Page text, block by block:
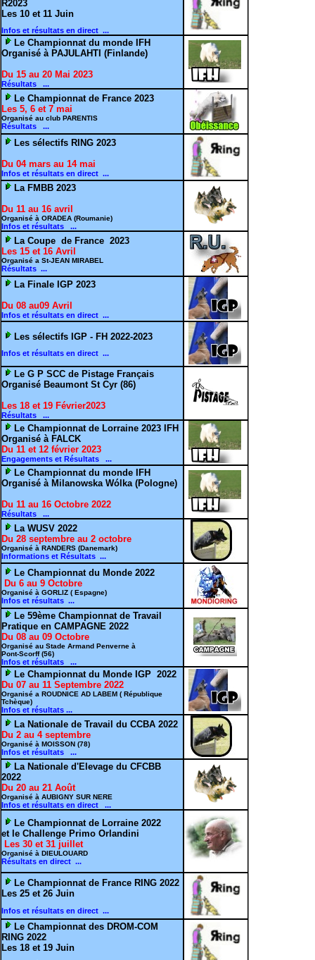
R2023
Les 10 et 11 Juin
Infos et résultats en direct ...
Le Championnat du monde IFH
Organisé à PAJULAHTI (Finlande)
Du 15 au 20 Mai 2023
Résultats ...
Le Championnat de France 2023
Les 5, 6 et 7 mai
Organisé au club PARENTIS
Résultats ...
Les sélectifs RING 2023
Du 04 mars au 14 mai
Infos et résultats en direct ...
La FMBB 2023
Du 11 au 16 avril
Organisé à ORADEA (Roumanie)
Infos et résultats ...
La Coupe de France 2023
Les 15 et 16 Avril
Organisé a St-JEAN MIRABEL
Résultats ...
La Finale IGP 2023
Du 08 au09 Avril
Infos et résultats en direct ...
Les sélectifs IGP - FH 2022-2023
Infos et résultats en direct ...
Le G P SCC de Pistage Français
Organisé Beaumont St Cyr (86)
Les 18 et 19 Février2023
Résultats ...
Le Championnat de Lorraine 2023 IFH
Organisé à FALCK
Du 11 et 12 février 2023
Engagements et Résultats ...
Le Championnat du monde IFH
Organisé à Milanowska Wólka (Pologne)
Du 11 au 16 Octobre 2022
Résultats ...
La WUSV 2022
Du 28 septembre au 2 octobre
Organisé à RANDERS (Danemark)
Informations et Résultats ...
Le Championnat du Monde 2022
Du 6 au 9 Octobre
Organisé à GORLIZ ( Espagne)
Infos et résultats ...
Le 59ème Championnat de Travail
Pratique en CAMPAGNE 2022
Du 08 au 09 Octobre
Organisé au Stade Armand Penverne à
Pont-Scorff (56)
Infos et résultats ...
Le Championnat du Monde IGP 2022
Du 07 au 11 Septembre 2022
Organisé a ROUDNICE AD LABEM ( République
Tchèque)
Infos et résultats ...
La Nationale de Travail du CCBA 2022
Du 2 au 4 septembre
Organisé à MOISSON (78)
Infos et résultats ...
La Nationale d'Elevage du CFCBB
2022
Du 20 au 21 Août
Organisé à AUBIGNY SUR NERE
Infos et résultats en direct ...
Le Championnat de Lorraine 2022
et le Challenge Primo Orlandini
Les 30 et 31 juillet
Organisé à DIEULOUARD
Résultats en direct ...
Le Championnat de France RING 2022
Les 25 et 26 Juin
Infos et résultats en direct ...
Le Championnat des DROM-COM
RING 2022
Les 18 et 19 Juin